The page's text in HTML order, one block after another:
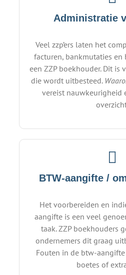
Administratie
Veel zzp’ers laten het
facturen, bankmutaties en
een ZZP boekhouder. Dit is
die wordt uitbesteed.
vereist nauwkeurigheid
BTW-aangifte /
Het voorbereiden en
aangifte is een veel
taak. ZZP boekhouders
ondernemers dit graag
Fouten in de btw-
boetes of